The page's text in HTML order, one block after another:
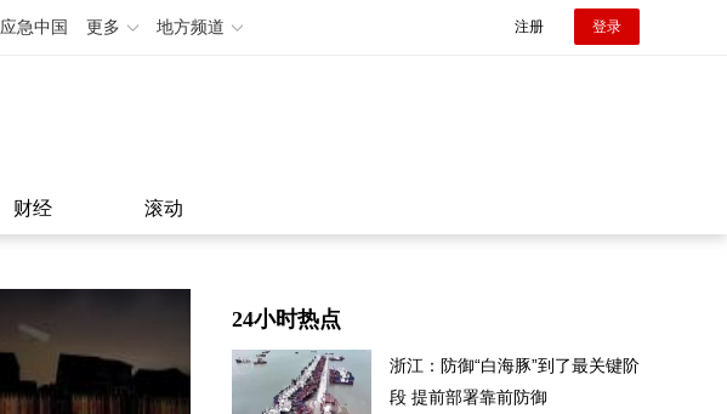
应急中国 更多 地方频道 注册 登录
财经 滚动
24小时热点
浙江：防御“白海豚”到了最关键阶
段 提前部署靠前防御